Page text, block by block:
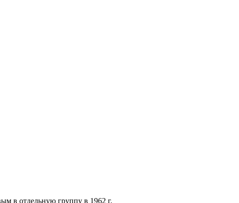
в отдельную группу в 1962 г.